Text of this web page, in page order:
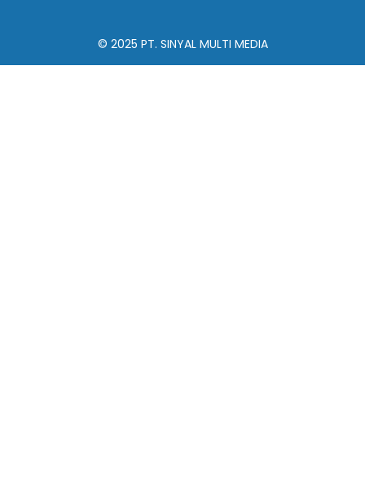
© 2025 PT. SINYAL MULTI MEDIA